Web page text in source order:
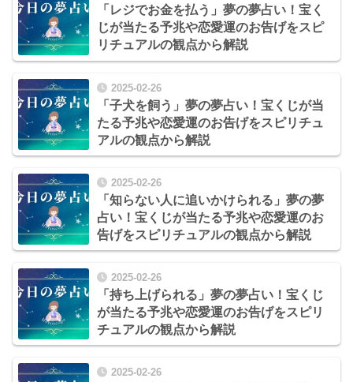
「レジでお金を払う」夢の夢占い！宝く
じが当たる予兆や恋愛運のお告げをスピ
リチュアルの観点から解説
2025-02-26
「子犬を飼う」夢の夢占い！宝くじが当
たる予兆や恋愛運のお告げをスピリチュ
アルの観点から解説
2025-02-26
「知らない人に追いかけられる」夢の夢
占い！宝くじが当たる予兆や恋愛運のお
告げをスピリチュアルの観点から解説
2025-02-26
「持ち上げられる」夢の夢占い！宝くじ
が当たる予兆や恋愛運のお告げをスピリ
チュアルの観点から解説
2025-02-26